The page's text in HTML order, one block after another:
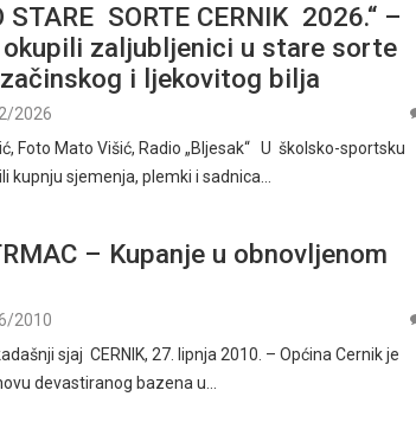
STARE SORTE CERNIK 2026.“ –
zaljubljenici u stare sorte
i ljekovitog bilja
2026
Foto Mato Višić, Radio „Bljesak“ U školsko-sportsku
kupnju sjemenja, plemki i sadnica…
– Kupanje u obnovljenom
2010
sjaj CERNIK, 27. lipnja 2010. – Općina Cernik je
devastiranog bazena u…